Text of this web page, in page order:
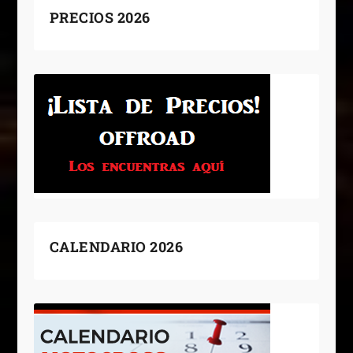
PRECIOS 2026
CALENDARIO 2026